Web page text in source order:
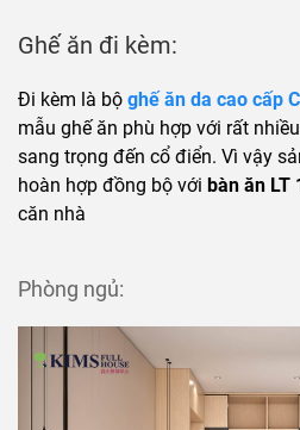
Ghế ăn đi kèm:
Đi kèm là bộ ghế ăn da cao cấp
mẫu ghế ăn phù hợp với rất
sang trọng đến cổ điển. Vì vậy
hoàn hợp đồng bộ với bàn ăn LT
căn nhà
Phòng ngủ: